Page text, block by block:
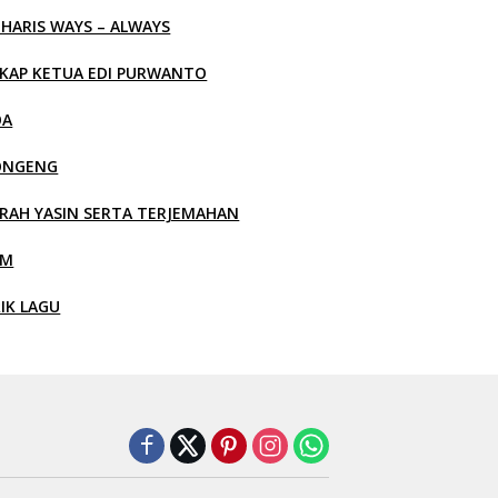
WAYS – ALWAYS
KETUA EDI PURWANTO
YASIN SERTA TERJEMAHAN
LAGU